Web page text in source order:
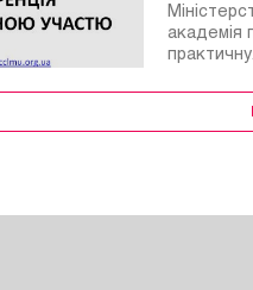
академія